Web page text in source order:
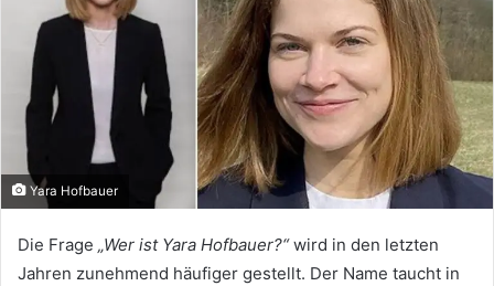
Yara Hofbauer
Die Frage „Wer ist Yara Hofbauer?“wird in den letzten
Jahren zunehmend häufiger gestellt. Der Name taucht in